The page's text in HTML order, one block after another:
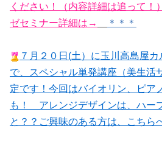
ください！（内容詳細は追って
ゼセミナー詳細は→
＊＊＊
７月２０日(土）に玉川高島屋
で、スペシャル単発講座（美生活
定です！今回はバイオリン、ピア
も！ アレンジデザインは、ハー
と？？ご興味のある方は、こち